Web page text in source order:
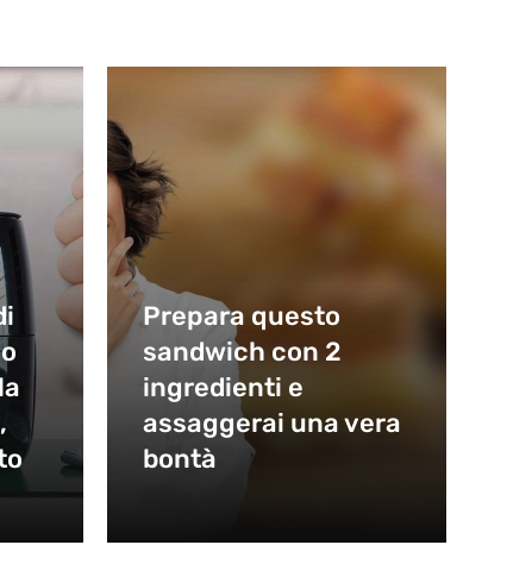
Prepara questo
sandwich con 2
ingredienti e
assaggerai una vera
bontà